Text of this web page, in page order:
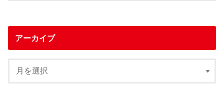
アーカイブ